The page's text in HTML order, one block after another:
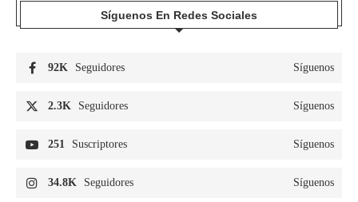
Síguenos En Redes Sociales
92K Seguidores Síguenos
2.3K Seguidores Síguenos
251 Suscriptores Síguenos
34.8K Seguidores Síguenos